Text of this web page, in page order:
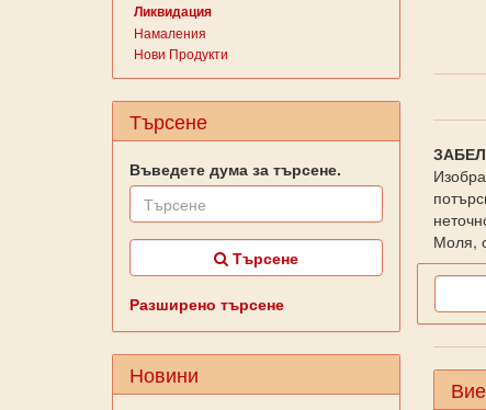
Ликвидация
Намаления
Нови Продукти
Търсене
Въведете дума за търсене.
Търсене
Разширено търсене
Новини
Моля,